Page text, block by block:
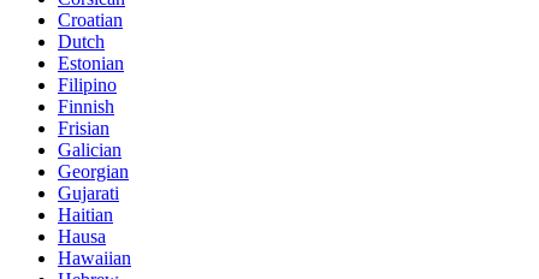
Croatian
Dutch
Estonian
Filipino
Finnish
Frisian
Galician
Georgian
Gujarati
Haitian
Hausa
Hawaiian